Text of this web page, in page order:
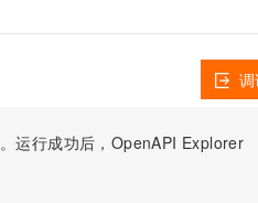
运行成功后，OpenAPI Explorer
100%兼容MySQL、PostgreSQL，兼容Oracle，支持集中和分布式
云原生的云上边界网络安全防护产品
以可视化方式快速构建移动和 PC 门户网站
低至2折
0 代码专业建站，无忧落地极速上线
AI助力短剧漫剧创作，剧本、分镜、视频
WordPress
成为服务伙伴
高校合作